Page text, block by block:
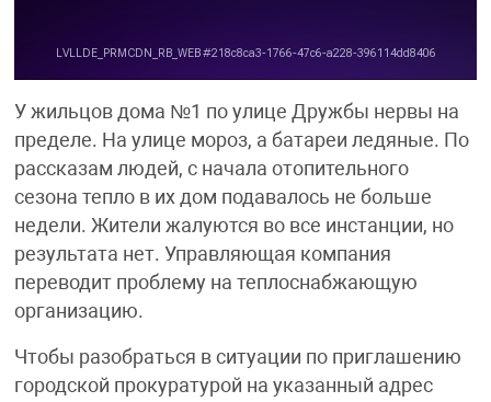
У жильцов дома №1 по улице Дружбы нервы на
пределе. На улице мороз, а батареи ледяные. По
рассказам людей, с начала отопительного
сезона тепло в их дом подавалось не больше
недели. Жители жалуются во все инстанции, но
результата нет. Управляющая компания
переводит проблему на теплоснабжающую
организацию.
Чтобы разобраться в ситуации по приглашению
городской прокуратурой на указанный адрес